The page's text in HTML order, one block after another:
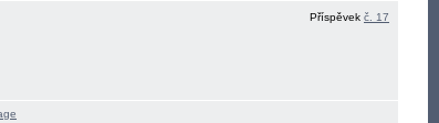
Příspěvek č. 17